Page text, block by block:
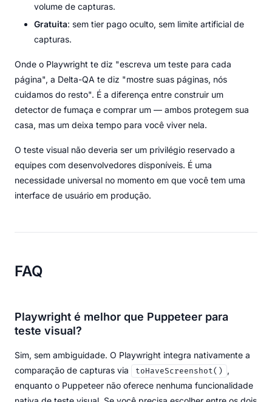
volume de capturas.
Gratuita: sem tier pago oculto, sem limite artificial de
capturas.
Onde o Playwright te diz "escreva um teste para cada
página", a Delta-QA te diz "mostre suas páginas, nós
cuidamos do resto". É a diferença entre construir um
detector de fumaça e comprar um — ambos protegem sua
casa, mas um deixa tempo para você viver nela.
O teste visual não deveria ser um privilégio reservado a
equipes com desenvolvedores disponíveis. É uma
necessidade universal no momento em que você tem uma
interface de usuário em produção.
FAQ
Playwright é melhor que Puppeteer para
teste visual?
Sim, sem ambiguidade. O Playwright integra nativamente a
comparação de capturas via
toHaveScreenshot() ,
enquanto o Puppeteer não oferece nenhuma funcionalidade